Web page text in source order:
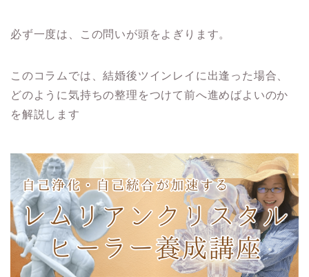
必ず一度は、この問いが頭をよぎります。
このコラムでは、結婚後ツインレイに出逢った場合、
どのように気持ちの整理をつけて前へ進めばよいのか
を解説します